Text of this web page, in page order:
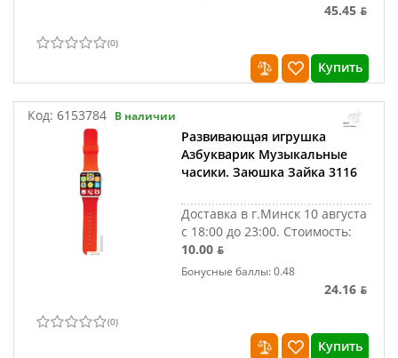
45.45 ƃ
(0)
Купить
Код: 6153784 В наличии
Развивающая игрушка
Азбукварик Музыкальные
часики. Заюшка Зайка 3116
Доставка в г.Минск 10 августа
с 18:00 до 23:00. Стоимость:
10.00 ƃ
Бонусные баллы: 0.48
24.16 ƃ
(0)
Купить